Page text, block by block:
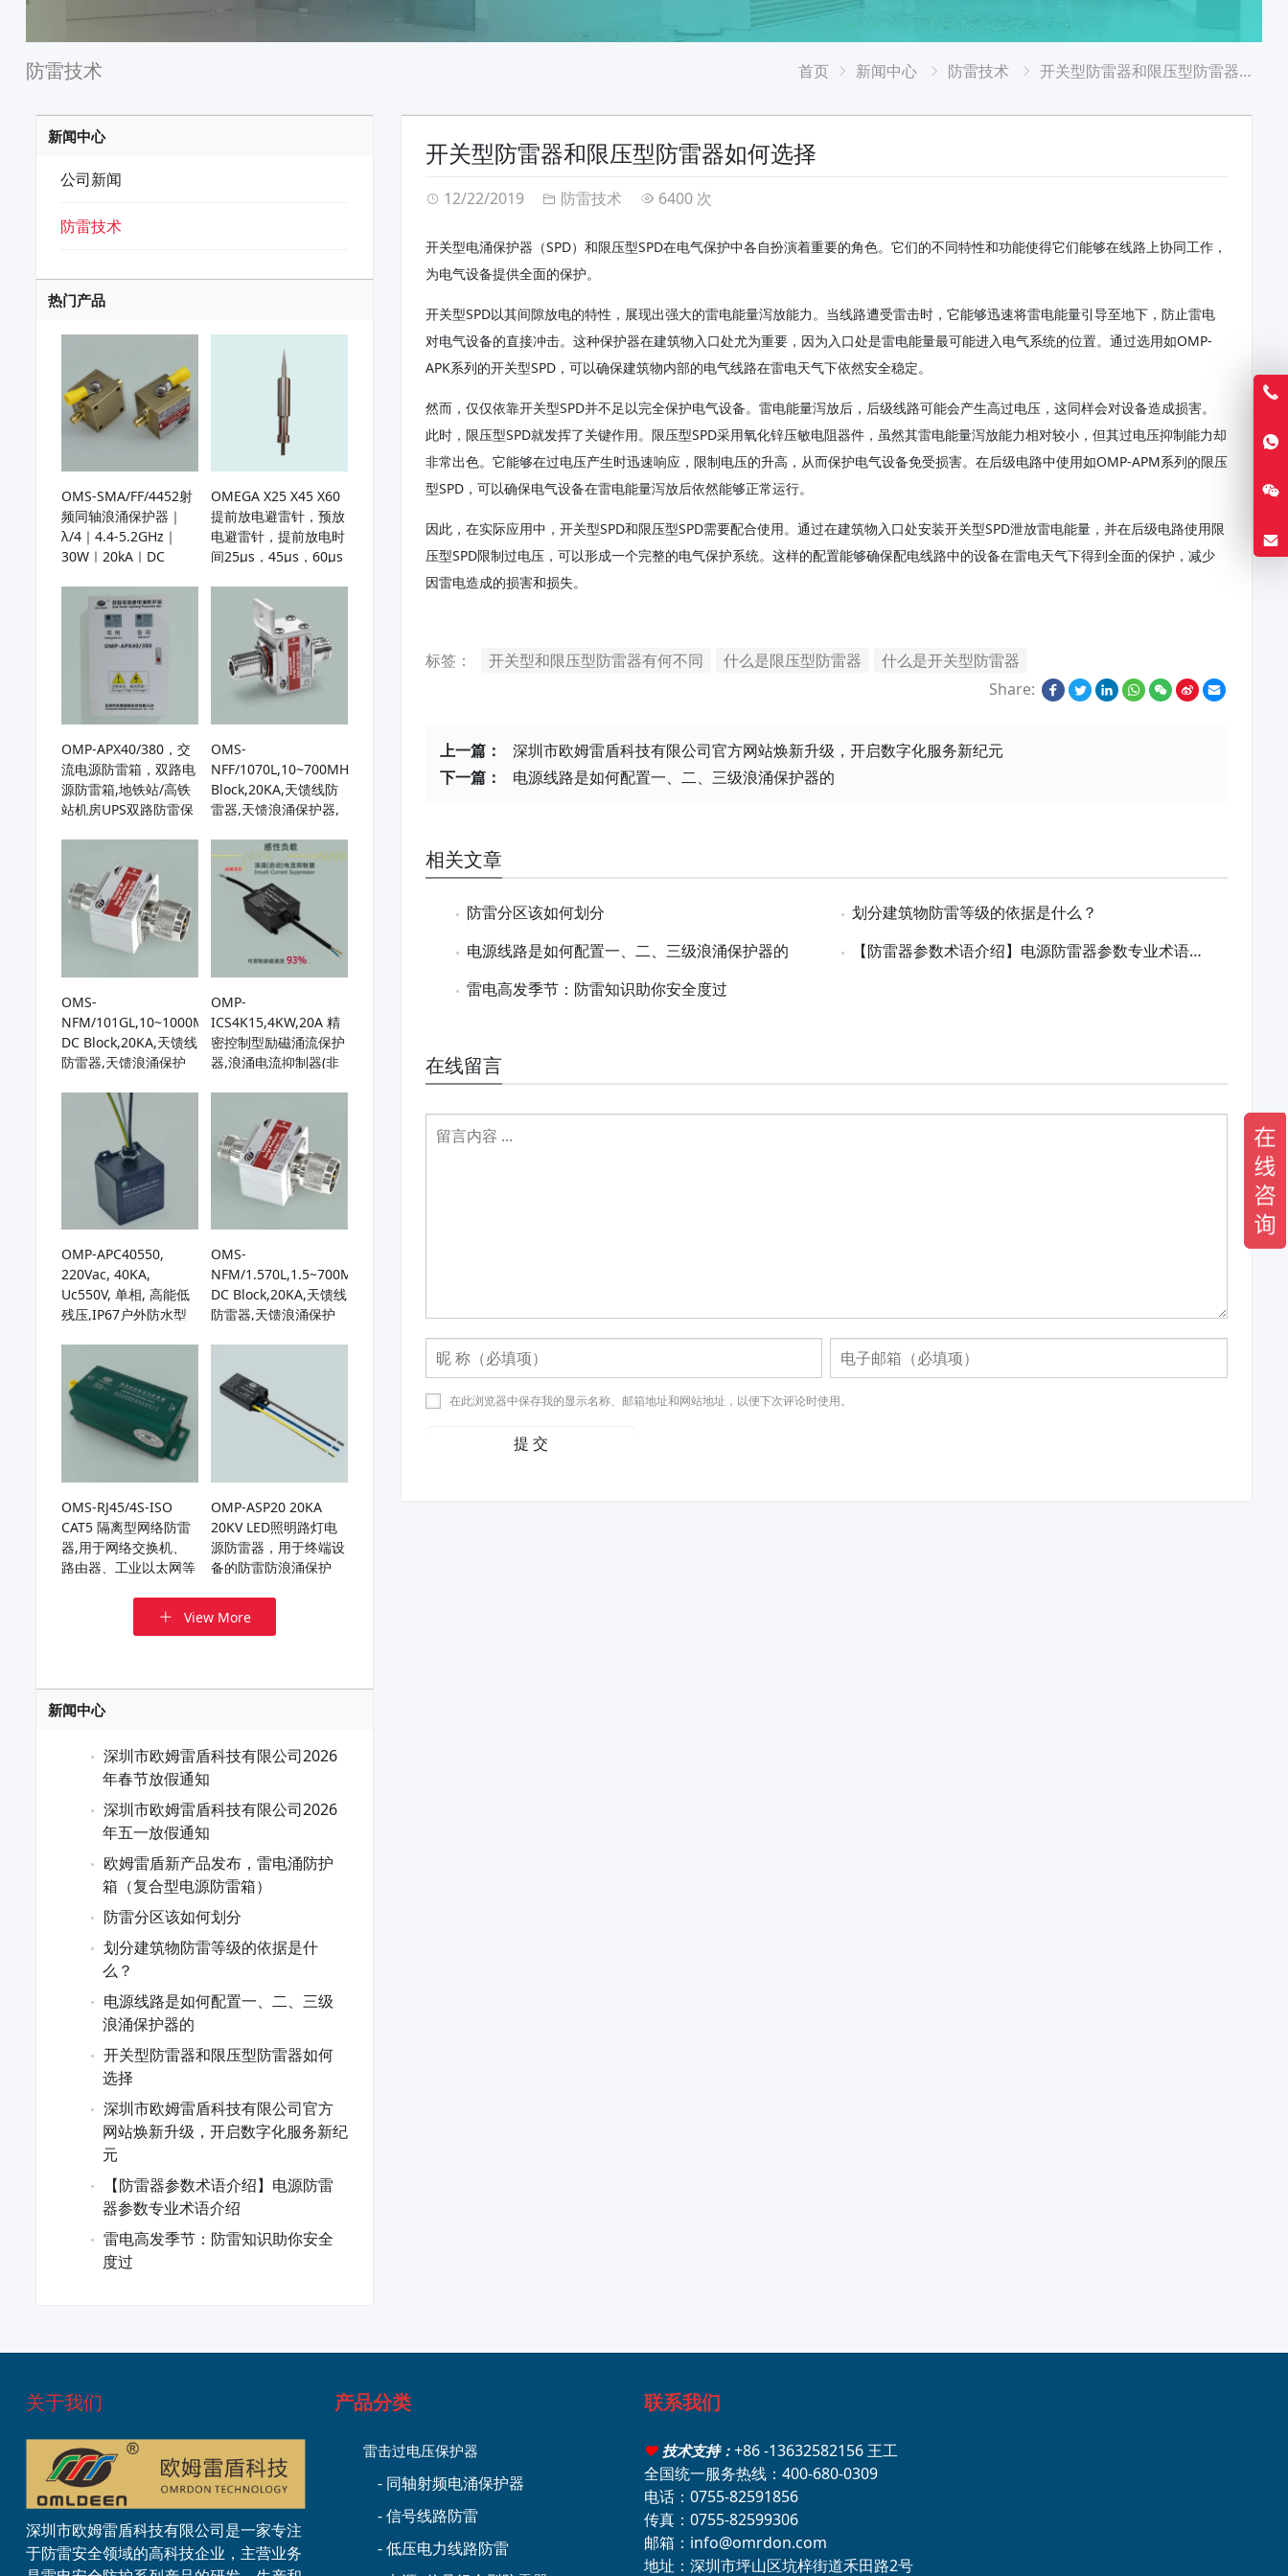
防雷技术 首页 新闻中心 防雷技术 开关型防雷器和限压型防雷器如何选择
开关型防雷器和限压型防雷器如何选择
12/22/2019 防雷技术 6400 次
开关型电涌保护器（SPD）和限压型SPD在电气保护中各自扮演着重要的角色。它们的不同特性和功能使得它们能够在线路上协同工作，
为电气设备提供全面的保护。
开关型SPD以其间隙放电的特性，展现出强大的雷电能量泻放能力。当线路遭受雷击时，它能够迅速将雷电能量引导至地下，防止雷电
对电气设备的直接冲击。这种保护器在建筑物入口处尤为重要，因为入口处是雷电能量最可能进入电气系统的位置。通过选用如OMP-
APK系列的开关型SPD，可以确保建筑物内部的电气线路在雷电天气下依然安全稳定。
然而，仅仅依靠开关型SPD并不足以完全保护电气设备。雷电能量泻放后，后级线路可能会产生高过电压，这同样会对设备造成损害。
此时，限压型SPD就发挥了关键作用。限压型SPD采用氧化锌压敏电阻器件，虽然其雷电能量泻放能力相对较小，但其过电压抑制能力却
非常出色。它能够在过电压产生时迅速响应，限制电压的升高，从而保护电气设备免受损害。在后级电路中使用如OMP-APM系列的限压
型SPD，可以确保电气设备在雷电能量泻放后依然能够正常运行。
因此，在实际应用中，开关型SPD和限压型SPD需要配合使用。通过在建筑物入口处安装开关型SPD泄放雷电能量，并在后级电路使用限
压型SPD限制过电压，可以形成一个完整的电气保护系统。这样的配置能够确保配电线路中的设备在雷电天气下得到全面的保护，减少
因雷电造成的损害和损失。
标签： 开关型和限压型防雷器有何不同 什么是限压型防雷器
什么是开关型防雷器
Share:
上一篇：
深圳市欧姆雷盾科技有限公司官方网站焕新升级，开启数字化服务新纪元
下一篇：
电源线路是如何配置一、二、三级浪涌保护器的
相关文章
防雷分区该如何划分
划分建筑物防雷等级的依据是什么？
电源线路是如何配置一、二、三级浪涌保护器的
【防雷器参数术语介绍】电源防雷器参数专业术语介绍
雷电高发季节：防雷知识助你安全度过
在线留言
在此浏览器中保存我的显示名称、邮箱地址和网站地址，以便下次评论时使用。
新闻中心
公司新闻
防雷技术
热门产品
OMS-SMA/FF/4452射
频同轴浪涌保护器｜
λ/4｜4.4-5.2GHz｜
30W｜20kA｜DC
通信保护、C波段雷达
防雷防护
OMEGA X25 X45 X60
提前放电避雷针，预放
电避雷针，提前放电时
间25µs，45µs，60µs
OMP-APX40/380，交
流电源防雷箱，双路电
源防雷箱,地铁站/高铁
站机房UPS双路防雷保
OMS-
NFF/1070L,10~700MHz,DC
Block,20KA,天馈线防
雷器,天馈浪涌保护器,
HF/UHF/VHF天线或接
收机
OMS-
NFM/101GL,10~1000MHz,
DC Block,20KA,天馈线
防雷器,天馈浪涌保护
于HF/UHF/VHF天线或
OMP-
ICS4K15,4KW,20A 精
密控制型励磁涌流保护
器,浪涌电流抑制器(非
现真正“软”启动,防止空
开跳闸，特别适用频繁
启动场景
OMP-APC40550,
220Vac, 40KA,
Uc550V, 单相, 高能低
残压,IP67户外防水型
OMS-
NFM/1.570L,1.5~700MHz,
DC Block,20KA,天馈线
防雷器,天馈浪涌保护
接收机
OMS-RJ45/4S-ISO
CAT5 隔离型网络防雷
器,用于网络交换机、
路由器、工业以太网等
OMP-ASP20 20KA
20KV LED照明路灯电
源防雷器，用于终端设
备的防雷防浪涌保护
View More
新闻中心
深圳市欧姆雷盾科技有限公司2026
年春节放假通知
深圳市欧姆雷盾科技有限公司2026
年五一放假通知
欧姆雷盾新产品发布，雷电涌防护
箱（复合型电源防雷箱）
防雷分区该如何划分
划分建筑物防雷等级的依据是什
么？
电源线路是如何配置一、二、三级
浪涌保护器的
开关型防雷器和限压型防雷器如何
选择
深圳市欧姆雷盾科技有限公司官方
网站焕新升级，开启数字化服务新纪
元
【防雷器参数术语介绍】电源防雷
器参数专业术语介绍
雷电高发季节：防雷知识助你安全
度过
关于我们
深圳市欧姆雷盾科技有限公司是一家专注
于防雷安全领域的高科技企业，主营业务
产品分类
雷击过电压保护器
- 同轴射频电涌保护器
- 信号线路防雷
- 低压电力线路防雷
联系我们
♥技术支持： +86 -13632582156 王工
全国统一服务热线：400-680-0309
电话：0755-82591856
传真：0755-82599306
邮箱：info@omrdon.com
地址：深圳市坪山区坑梓街道禾田路2号